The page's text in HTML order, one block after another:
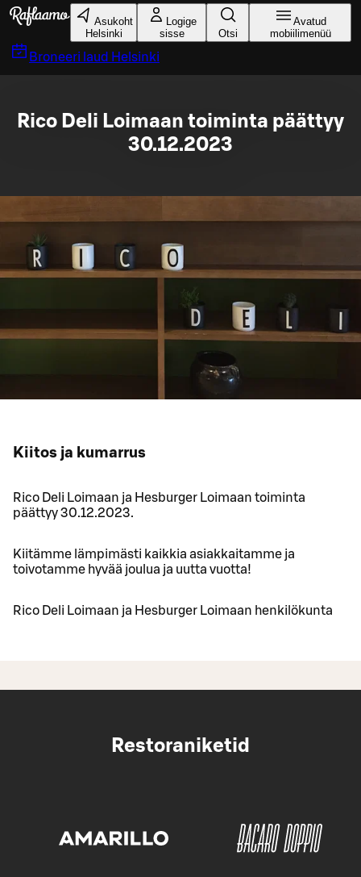
Liigu peamise sisu juurde
Asukoht
Helsinki
Logige
sisse
Otsi
Avatud
mobiilimenüü
Broneeri laud Helsinki
Rico Deli Loimaan toiminta päättyy
30.12.2023
Kiitos ja kumarrus
Rico Deli Loimaan ja Hesburger Loimaan toiminta
päättyy 30.12.2023.
Kiitämme lämpimästi kaikkia asiakkaitamme ja
toivotamme hyvää joulua ja uutta vuotta!
Rico Deli Loimaan ja Hesburger Loimaan henkilökunta
Restoraniketid